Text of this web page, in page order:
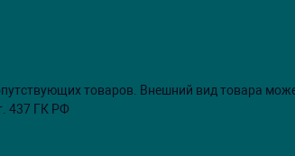
товаров. Внешний вид товара
437 ГК РФ